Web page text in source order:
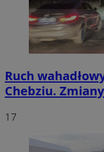
Ruch
Chebziu.
17